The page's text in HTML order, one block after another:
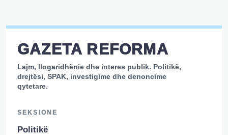
GAZETA REFORMA
Lajm, llogaridhënie dhe interes publik. Politikë,
drejtësi, SPAK, investigime dhe denoncime
qytetare.
SEKSIONE
Politikë